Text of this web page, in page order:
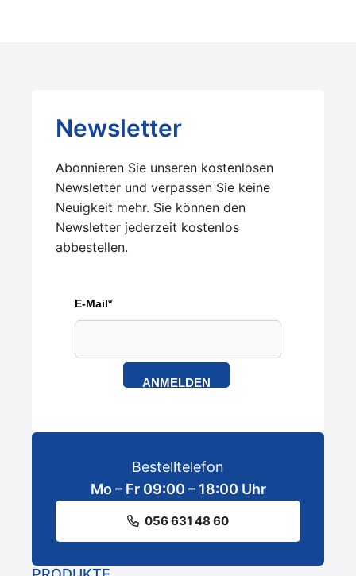
Newsletter
Abonnieren Sie unseren kostenlosen
Newsletter und verpassen Sie keine
Neuigkeit mehr. Sie können den
Newsletter jederzeit kostenlos
abbestellen.
E-Mail*
ANMELDEN
Bestelltelefon
Mo – Fr 09:00 – 18:00 Uhr
056 631 48 60